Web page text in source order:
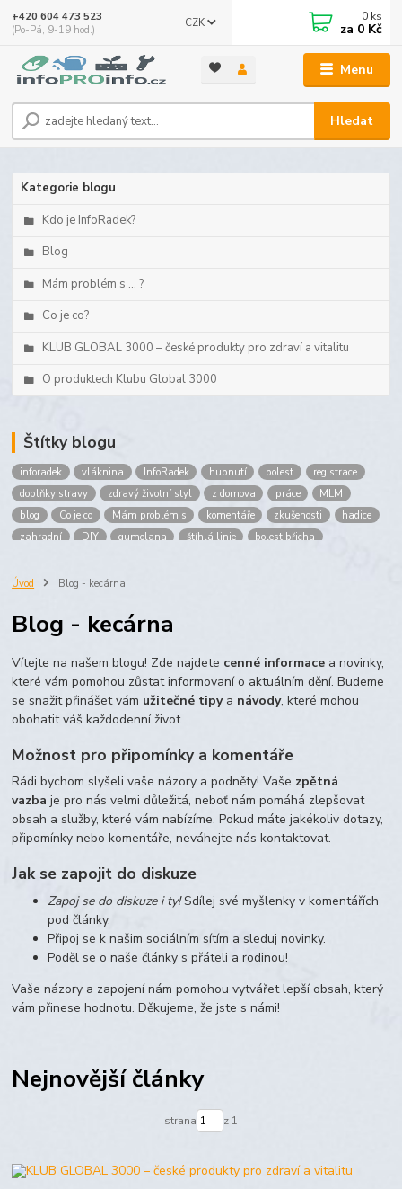
Menu
CZK
Hledat
+420 604 473 523
(Po-Pá, 9-19 hod.)
0 ks
za 0 Kč
Kategorie blogu
Kdo je InfoRadek?
Blog
Mám problém s ... ?
Co je co?
KLUB GLOBAL 3000 – české produkty pro zdraví a vitalitu
O produktech Klubu Global 3000
Štítky blogu
inforadek vláknina InfoRadek hubnutí bolest
registrace
doplňky stravy
zdravý životní styl z domova práce
MLM
blog
Co je co Mám problém s komentáře zkušenosti
hadice
zahradní
DIY gumolana štíhlá linie
bolest břicha
Prokloub
Vláknina
maltodextrin
škrob skrob
Úvod Blog - kecárna
Blog - kecárna
Vítejte na našem blogu! Zde najdete cenné informace a novinky,
které vám pomohou zůstat informovaní o aktuálním dění. Budeme
se snažit přinášet vám užitečné tipya návody, které mohou
obohatit váš každodenní život.
Možnost pro připomínky a komentáře
Rádi bychom slyšeli vaše názory a podněty! Vaše zpětná
vazba je pro nás velmi důležitá, neboť nám pomáhá zlepšovat
obsah a služby, které vám nabízíme. Pokud máte jakékoliv dotazy,
připomínky nebo komentáře, neváhejte nás kontaktovat.
Jak se zapojit do diskuze
Zapoj se do diskuze i ty!Sdílej své myšlenky v komentářích
pod články.
Připoj se k našim sociálním sítím a sleduj novinky.
Poděl se o naše články s přáteli a rodinou!
Vaše názory a zapojení nám pomohou vytvářet lepší obsah, který
vám přinese hodnotu. Děkujeme, že jste s námi!
Nejnovější články
strana z 1